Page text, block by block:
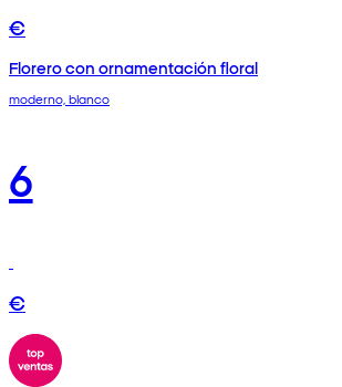
€
Florero con ornamentación floral
moderno, blanco
6
€